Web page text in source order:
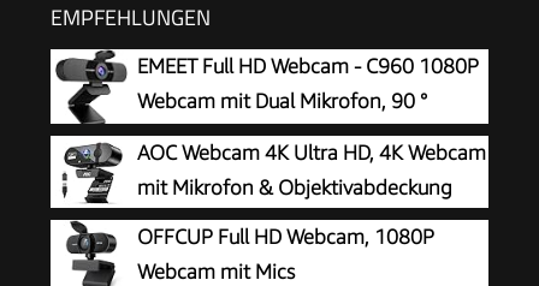
EMPFEHLUNGEN
EMEET Full HD Webcam - C960 1080P
Webcam mit Dual Mikrofon, 90 °
Streaming Kamera mit Automatische
Lichtkorrektur, Plug & Play, für Linux, Win10, Mac
OS X, YouTube, Skype, zum Konferenz
AOC Webcam 4K Ultra HD, 4K Webcam
mit Mikrofon & Objektivabdeckung
OFFCUP Full HD Webcam, 1080P
Webcam mit Mics